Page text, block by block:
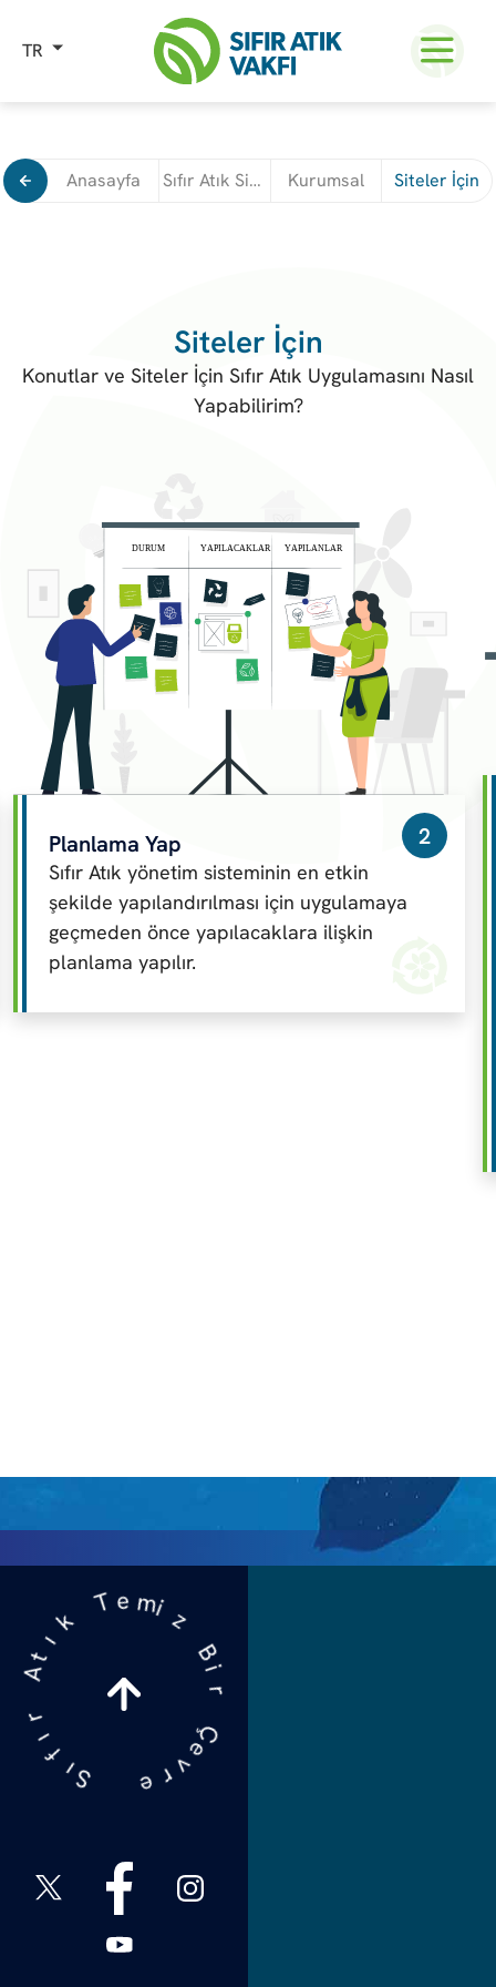
TR
Anasayfa Sıfır Atık Sistem Kurulumu Kurumsal Siteler İçin
Siteler İçin
Konutlar ve Siteler İçin Sıfır Atık Uygulamasını Nasıl
Yapabilirim?
Planlama Yap
Sıfır Atık yönetim sisteminin en etkin
şekilde yapılandırılması için uygulamaya
geçmeden önce yapılacaklara ilişkin
planlama yapılır.
2
S
ı
f
ı
r
A
t
ı
k
Temiz
B
i
Ç
e
v
r
e